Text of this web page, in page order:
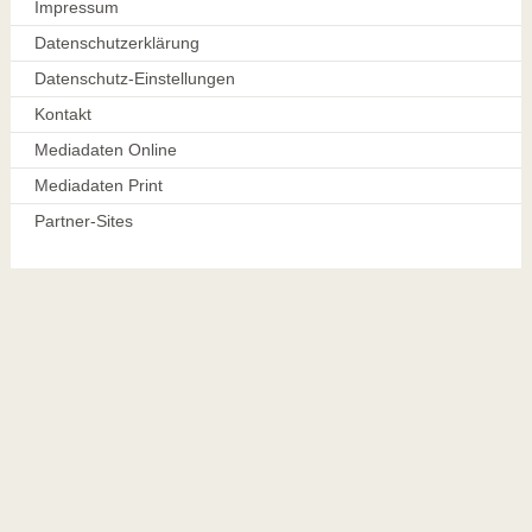
Impressum
Datenschutzerklärung
Datenschutz-Einstellungen
Kontakt
Mediadaten Online
Mediadaten Print
Partner-Sites